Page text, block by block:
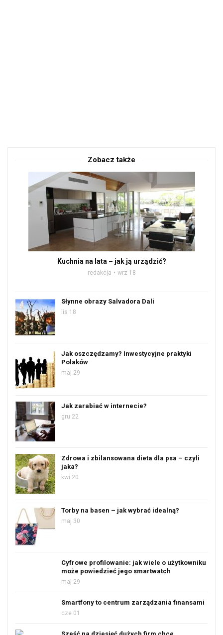
Zobacz także
Kuchnia na lata – jak ją urządzić?
redakcja wrz 18
Słynne obrazy Salvadora Dali
lis 18
Jak oszczędzamy? Inwestycyjne praktyki
Polaków
maj 29
Jak zarabiać w internecie?
gru 22
Zdrowa i zbilansowana dieta dla psa – czyli
jaka?
kwi 20
Torby na basen – jak wybrać idealną?
maj 30
Cyfrowe profilowanie: jak wiele o użytkowniku
może powiedzieć jego smartwatch
maj 29
Smartfony to centrum zarządzania finansami
cze 01